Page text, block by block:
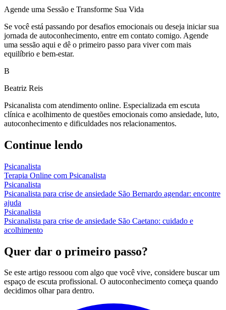
Agende uma Sessão e Transforme Sua Vida
Se você está passando por desafios emocionais ou deseja iniciar sua
jornada de autoconhecimento, entre em contato comigo. Agende
uma sessão aqui e dê o primeiro passo para viver com mais
equilíbrio e bem-estar.
B
Beatriz Reis
Psicanalista com atendimento online. Especializada em escuta
clínica e acolhimento de questões emocionais como ansiedade, luto,
autoconhecimento e dificuldades nos relacionamentos.
Continue lendo
Psicanalista
Terapia Online com Psicanalista
Psicanalista
Psicanalista para crise de ansiedade São Bernardo agendar: encontre
ajuda
Psicanalista
Psicanalista para crise de ansiedade São Caetano: cuidado e
acolhimento
Quer dar o primeiro passo?
Se este artigo ressoou com algo que você vive, considere buscar um
espaço de escuta profissional. O autoconhecimento começa quando
decidimos olhar para dentro.